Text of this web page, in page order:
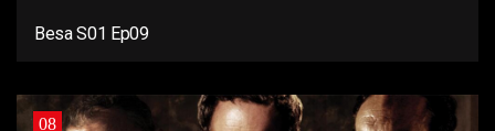
Besa S01 Ep09
08